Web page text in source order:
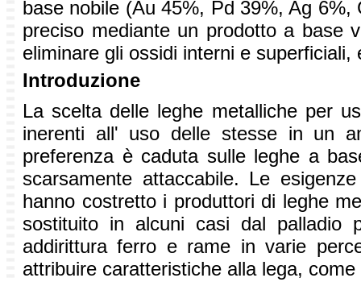
base nobile (Au 45%, Pd 39%, Ag
preciso mediante un prodotto a base
eliminare gli ossidi interni e
Introduzione
La scelta delle leghe metalliche per
inerenti all' uso delle stesse in un
preferenza è caduta sulle leghe a
scarsamente attaccabile. Le
hanno costretto i produttori di leghe
sostituito in alcuni casi dal palladio
addirittura ferro e rame in varie
attribuire caratteristiche alla lega,